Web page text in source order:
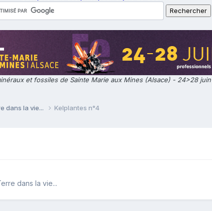
et fossiles de Sainte Marie aux Mines (Alsace) - 24>28
dans la vie... Kelplantes n°4
dans la vie...